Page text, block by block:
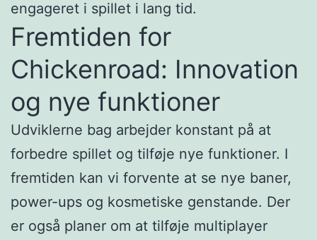
engageret i spillet i lang tid.
Fremtiden for
Chickenroad: Innovation
og nye funktioner
Udviklerne bag arbejder konstant på at
forbedre spillet og tilføje nye funktioner. I
fremtiden kan vi forvente at se nye baner,
power-ups og kosmetiske genstande. Der
er også planer om at tilføje multiplayer